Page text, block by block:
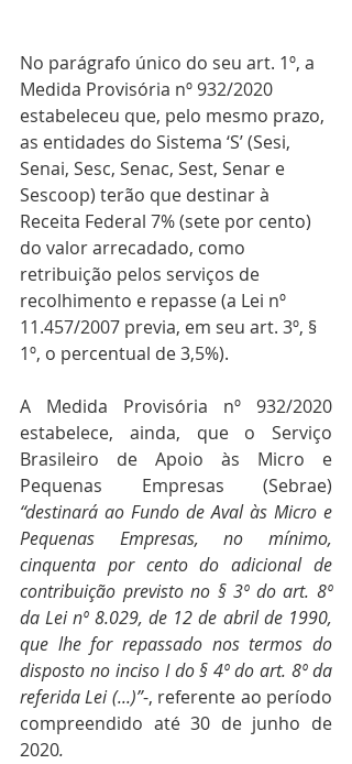
No parágrafo único do seu art. 1º, a
Medida Provisória nº 932/2020
estabeleceu que, pelo mesmo prazo,
as entidades do Sistema ‘S’ (Sesi,
Senai, Sesc, Senac, Sest, Senar e
Sescoop) terão que destinar à
Receita Federal 7% (sete por cento)
do valor arrecadado, como
retribuição pelos serviços de
recolhimento e repasse (a Lei nº
11.457/2007 previa, em seu art. 3º, §
1º, o percentual de 3,5%).
A Medida Provisória nº 932/2020
estabelece, ainda, que o Serviço
Brasileiro de Apoio às Micro e
“destinará ao Fundo de Aval às Micro e
Pequenas Empresas, no mínimo,
cinquenta por cento do adicional de
contribuição previsto no § 3º do art. 8º
da Lei nº 8.029, de 12 de abril de 1990,
que lhe for repassado nos termos do
disposto no inciso I do § 4º do art. 8º da
referida Lei (...)”-, referente ao período
compreendido até 30 de junho de
2020.